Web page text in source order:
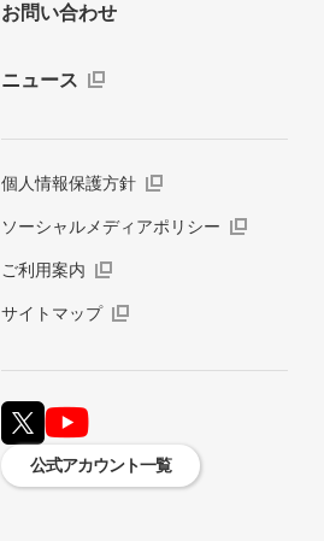
お問い合わせ
ニュース
個人情報保護方針
ソーシャルメディアポリシー
ご利用案内
サイトマップ
公式アカウント一覧